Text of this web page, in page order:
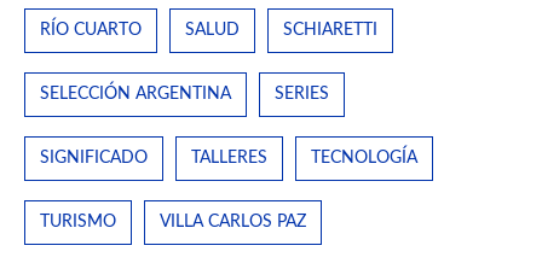
RÍO CUARTO SALUD SCHIARETTI
SELECCIÓN ARGENTINA SERIES
SIGNIFICADO TALLERES TECNOLOGÍA
TURISMO VILLA CARLOS PAZ